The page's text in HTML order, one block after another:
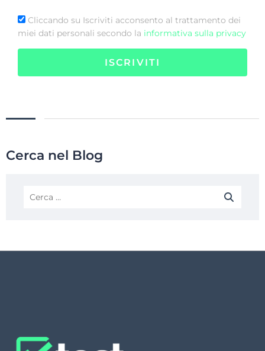
Cliccando su Iscriviti acconsento al trattamento dei
miei dati personali secondo la informativa sulla privacy
ISCRIVITI
Cerca nel Blog